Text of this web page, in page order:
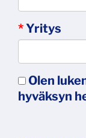
*Yritys
Olen
hyväksyn